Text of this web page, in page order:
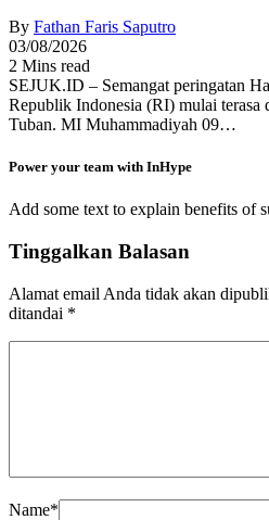
By Fathan Faris Saputro
03/08/2026
2 Mins read
SEJUK.ID – Semangat peringatan
Republik Indonesia (RI) mulai terasa
Tuban. MI Muhammadiyah 09…
Power your team with InHype
Add some text to explain benefits of
Tinggalkan Balasan
Alamat email Anda tidak akan
ditandai *
Name*